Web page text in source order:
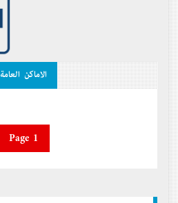
الاماكن العامة
Page 1